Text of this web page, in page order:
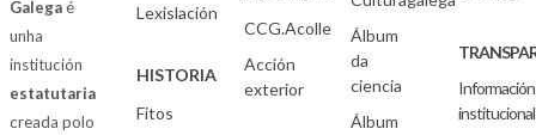
Galegaé
unha
institución
estatutaria
creada polo
Lexislación
HISTORIA
Fitos
CCG.Acolle
Acción
exterior
Álbum
da
ciencia
Álbum
Información
institucional